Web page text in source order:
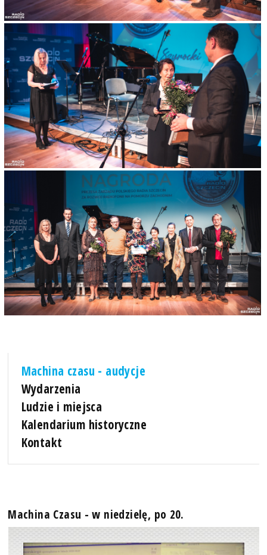
Machina czasu - audycje
Wydarzenia
Ludzie i miejsca
Kalendarium historyczne
Kontakt
Machina Czasu - w niedzielę, po 20.